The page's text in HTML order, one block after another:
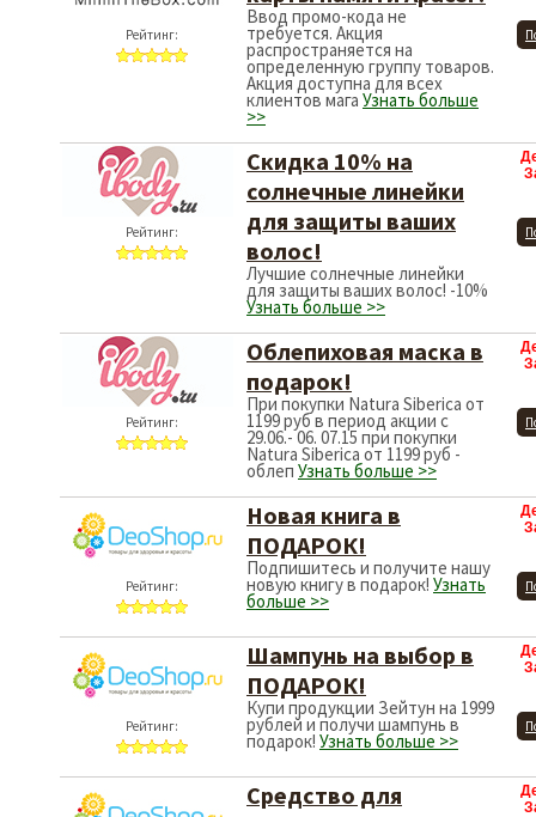
Рейтинг:
Ввод промо-кода не
требуется. Акция
распространяется на
определенную группу товаров.
Акция доступна для всех
клиентов мага Узнать больше
>>
Рейтинг:
Скидка 10% на
солнечные линейки
для защиты ваших
волос!
Лучшие солнечные линейки
для защиты ваших волос! -10%
Узнать больше >>
Рейтинг:
Облепиховая маска в
подарок!
При покупки Natura Siberica от
1199 руб в период акции с
29.06.- 06. 07.15 при покупки
Natura Siberica от 1199 руб -
облеп Узнать больше >>
Рейтинг:
Новая книга в
ПОДАРОК!
Подпишитесь и получите нашу
новую книгу в подарок! Узнать
больше >>
Рейтинг:
Шампунь на выбор в
ПОДАРОК!
Купи продукции Зейтун на 1999
рублей и получи шампунь в
подарок! Узнать больше >>
Средство для